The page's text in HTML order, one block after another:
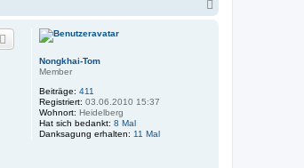
Nongkhai-Tom
Member
Beiträge: 411
Registriert: 03.06.2010 15:37
Wohnort: Heidelberg
Hat sich bedankt: 8 Mal
Danksagung erhalten: 11 Mal